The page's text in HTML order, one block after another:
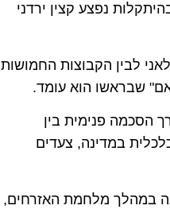
נפצע קצין ירדני
לבין הקבוצות החמושות
שבראשו הוא עומד.
הסכמה פנימית בין
במדינה, צעדים
שנמלטו ממנה במהלך מלחמת האזרחים,